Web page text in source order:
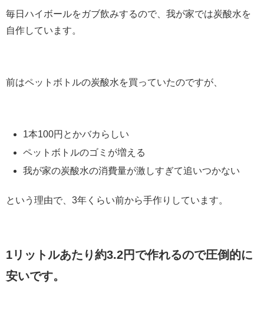
毎日ハイボールをガブ飲みするので、我が家では炭酸水を
自作しています。
前はペットボトルの炭酸水を買っていたのですが、
1本100円とかバカらしい
ペットボトルのゴミが増える
我が家の炭酸水の消費量が激しすぎて追いつかない
という理由で、3年くらい前から手作りしています。
1リットルあたり約3.2円で作れるので圧倒的に
安いです。